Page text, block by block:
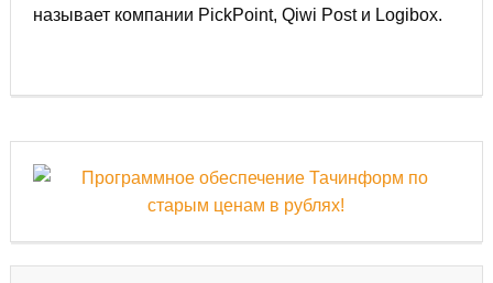
называет компании PickPoint, Qiwi Post и Logibox.